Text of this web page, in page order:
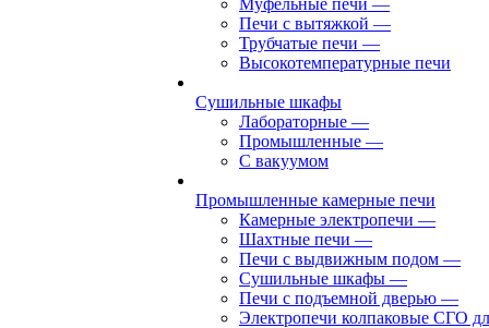
Муфельные печи —
Печи с вытяжкой —
Трубчатые печи —
Высокотемпературные печи
Сушильные шкафы
Лабораторные —
Промышленные —
С вакуумом
Промышленные камерные печи
Камерные электропечи —
Шахтные печи —
Печи с выдвижным подом —
Сушильные шкафы —
Печи с подъемной дверью —
Электропечи колпаковые СГО